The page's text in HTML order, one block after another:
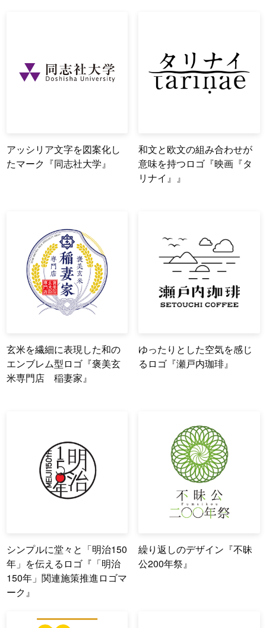
アッシリア文字を図案化し
たマーク『同志社大学』
和文と欧文の組み合わせが
意味を持つロゴ『映画『タ
リナイ』』
玄米を繊細に表現した和の
エンブレム型ロゴ『褒美玄
米専門店 稲妻家』
ゆったりとした空気を感じ
るロゴ『瀬戸内珈琲』
シンプルに堂々と「明治150
年」を伝えるロゴ『「明治
150年」関連施策推進ロゴマ
ーク』
繰り返しのデザイン『不昧
公200年祭』